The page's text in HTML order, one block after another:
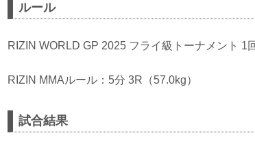
ルール
RIZIN WORLD GP 2025 フライ級トーナメント 1
RIZIN MMAルール：5分 3R（57.0kg）
試合結果